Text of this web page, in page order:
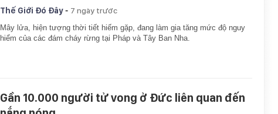
Thế Giới Đó Đây- 7 ngày trước
Mây lửa, hiện tượng thời tiết hiếm gặp, đang làm gia tăng mức độ nguy
hiểm của các đám cháy rừng tại Pháp và Tây Ban Nha.
Gần 10.000 người tử vong ở Đức liên quan đến